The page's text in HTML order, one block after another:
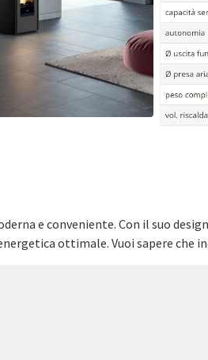
e conveniente. Con il suo
ottimale. Vuoi sapere